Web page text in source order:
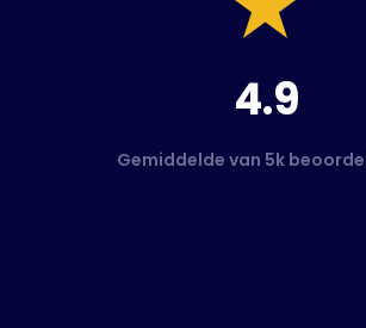
4.9
Gemiddelde van 5k